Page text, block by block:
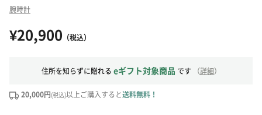
腕時計
¥20,900 （税込）
住所を知らずに贈れる eギフト対象商品 です （詳細）
20,000円(税込)以上ご購入すると送料無料！